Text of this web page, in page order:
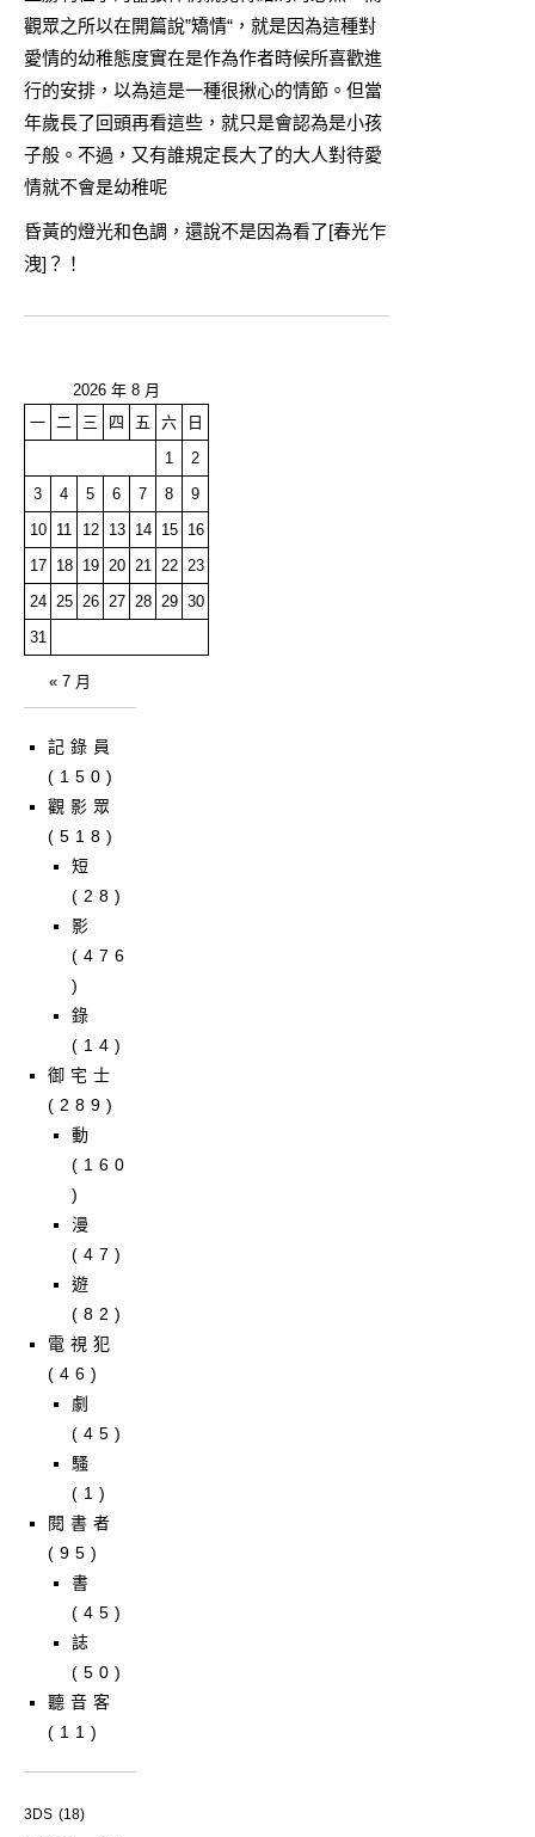
觀眾之所以在開篇說”矯情“，就是因為這種對
愛情的幼稚態度實在是作為作者時候所喜歡進
行的安排，以為這是一種很揪心的情節。但當
年歲長了回頭再看這些，就只是會認為是小孩
子般。不過，又有誰規定長大了的大人對待愛
情就不會是幼稚呢
昏黃的燈光和色調，還說不是因為看了[春光乍
洩]？！
2026 年 8 月
一
二 三 四 五 六
日
1
2
3
4 5 6 7 8
9
10
11 12 13 14 15
16
17
18 19 20 21 22
23
24
25 26 27 28 29 30
31
« 7 月
記錄員
(150)
觀影眾
(518)
短
(28)
影
(476
)
錄
(14)
御宅士
(289)
動
(160
)
漫
(47)
遊
(82)
電視犯
(46)
劇
(45)
騷
(1)
閱書者
(95)
書
(45)
誌
(50)
聽音客
(11)
3DS (18)